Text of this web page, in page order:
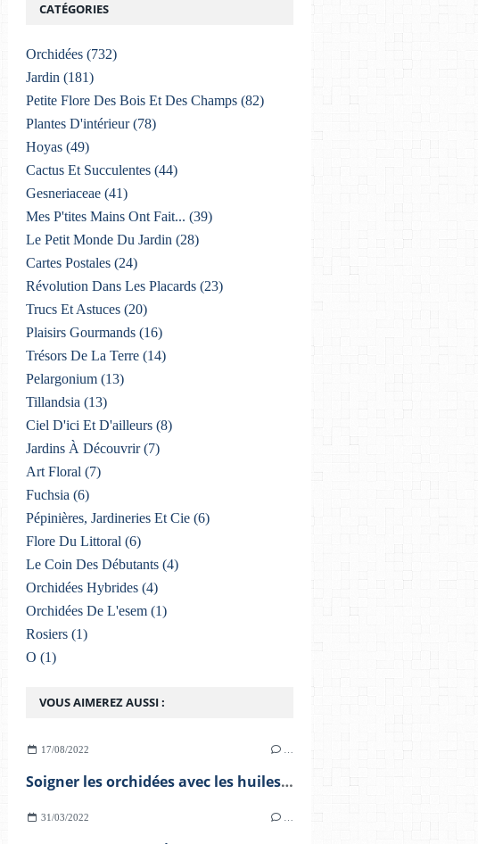
VOUS AIMEREZ AUSSI :
17/08/2022
Soigner les orchidées avec les huiles essentielles
31/03/2022
CATÉGORIES
Orchidées (732)
Jardin (181)
Petite Flore Des Bois Et Des Champs (82)
Plantes D'intérieur(78)
Hoyas (49)
Cactus Et Succulentes (44)
Gesneriaceae (41)
Mes P'tites Mains Ont Fait... (39)
Le Petit Monde Du Jardin (28)
Cartes Postales (24)
Révolution Dans Les Placards (23)
Trucs Et Astuces (20)
Plaisirs Gourmands (16)
Trésors De La Terre (14)
Pelargonium (13)
Tillandsia (13)
Ciel D'ici Et D'ailleurs (8)
Jardins À Découvrir(7)
Art Floral (7)
Fuchsia (6)
Pépinières, Jardineries Et Cie (6)
Flore Du Littoral (6)
Le Coin Des Débutants (4)
Orchidées Hybrides (4)
Orchidées De L'esem (1)
Rosiers (1)
O (1)